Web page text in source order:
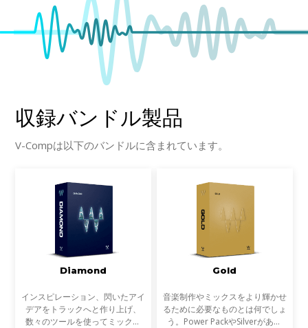
収録バンドル製品
V-Compは以下のバンドルに含まれています。
Diamond
インスピレーション、閃いたアイ
デアをトラックへと作り上げ、
数々のツールを使ってミックス
Gold
音楽制作やミックスをより輝かせ
るために必要なものとは何でしょ
う。Power PackやSilverがあれ